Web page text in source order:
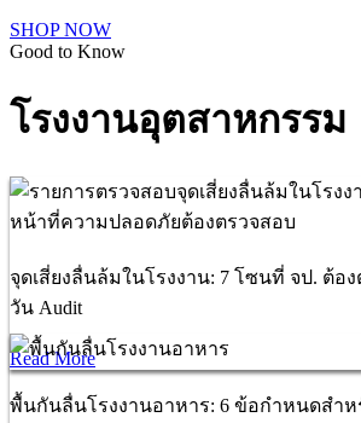
SHOP NOW
Good to Know
โรงงานอุตสาหกรรม
จุดเสี่ยงลื่นล้มในโรงงาน: 7 โซนที่ จป. ต้อ
วัน Audit
Read More
พื้นกันลื่นโรงงานอาหาร: 6 ข้อกำหนดสำ